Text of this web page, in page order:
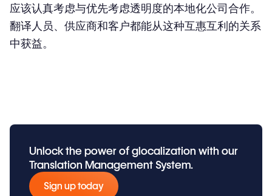
应该认真考虑与优先考虑透明度的本地化公司合作。
翻译人员、供应商和客户都能从这种互惠互利的关系
中获益。
Unlock the power of glocalization with our
Translation Management System.
Sign up today